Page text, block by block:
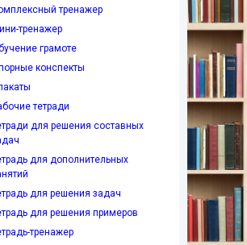
тренажер
тренажер
грамоте
конспекты
тетради
для решения составных
для дополнительных
для решения задач
для решения примеров
тренажер